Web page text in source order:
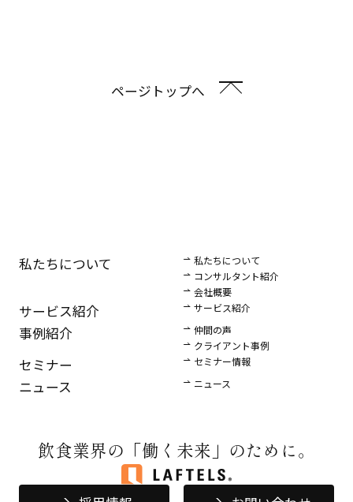
ページトップへ
飲食業界の 「働く未来」のために。
私たちについて
私たちについて
コンサルタント紹介
会社概要
サービス紹介 サービス紹介
事例紹介
仲間の声
クライアント事例
セミナー セミナー情報
ニュース ニュース